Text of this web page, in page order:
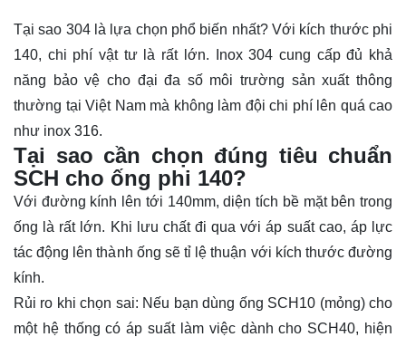
Tại sao 304 là lựa chọn phổ biến nhất? Với kích thước phi
140, chi phí vật tư là rất lớn. Inox 304 cung cấp đủ khả
năng bảo vệ cho đại đa số môi trường sản xuất thông
thường tại Việt Nam mà không làm đội chi phí lên quá cao
như inox 316.
Tại sao cần chọn đúng tiêu chuẩn
SCH cho ống phi 140?
Với đường kính lên tới 140mm, diện tích bề mặt bên trong
ống là rất lớn. Khi lưu chất đi qua với áp suất cao, áp lực
tác động lên thành ống sẽ tỉ lệ thuận với kích thước đường
kính.
Rủi ro khi chọn sai: Nếu bạn dùng ống SCH10 (mỏng) cho
một hệ thống có áp suất làm việc dành cho SCH40, hiện